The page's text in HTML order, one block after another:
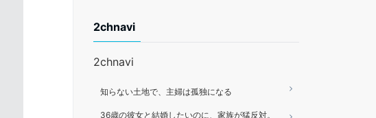
2chnavi
2chnavi
知らない土地で、主婦は孤独になる
36歳の彼女と結婚したいのに、家族が猛反対。